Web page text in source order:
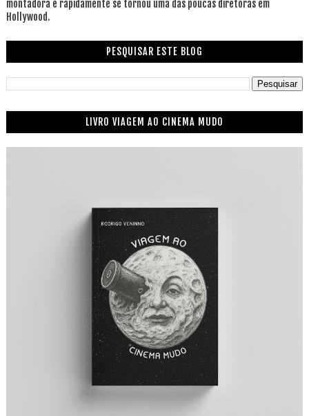
montadora e rapidamente se tornou uma das poucas diretoras em
Hollywood.
PESQUISAR ESTE BLOG
LIVRO VIAGEM AO CINEMA MUDO